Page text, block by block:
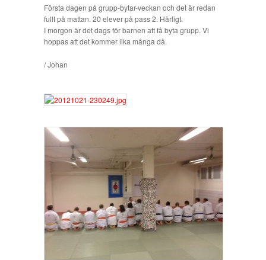
Första dagen på grupp-bytar-veckan och det är redan
fullt på mattan. 20 elever på pass 2. Härligt.
I morgon är det dags för barnen att få byta grupp. Vi
hoppas att det kommer lika många då.
/ Johan